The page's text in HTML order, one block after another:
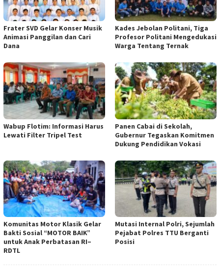
Frater SVD Gelar Konser Musik
Animasi Panggilan dan Cari
Dana
Kades Jebolan Politani, Tiga
Profesor Politani Mengedukasi
Warga Tentang Ternak
Wabup Flotim: Informasi Harus
Lewati Filter Tripel Test
Panen Cabai di Sekolah,
Gubernur Tegaskan Komitmen
Dukung Pendidikan Vokasi
Komunitas Motor Klasik Gelar
Bakti Sosial “MOTOR BAIK”
untuk Anak Perbatasan RI–
RDTL
Mutasi Internal Polri, Sejumlah
Pejabat Polres TTU Berganti
Posisi